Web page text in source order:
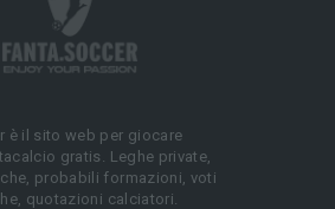
è il sito web per giocare
gratis. Leghe private,
probabili formazioni, voti
quotazioni calciatori.